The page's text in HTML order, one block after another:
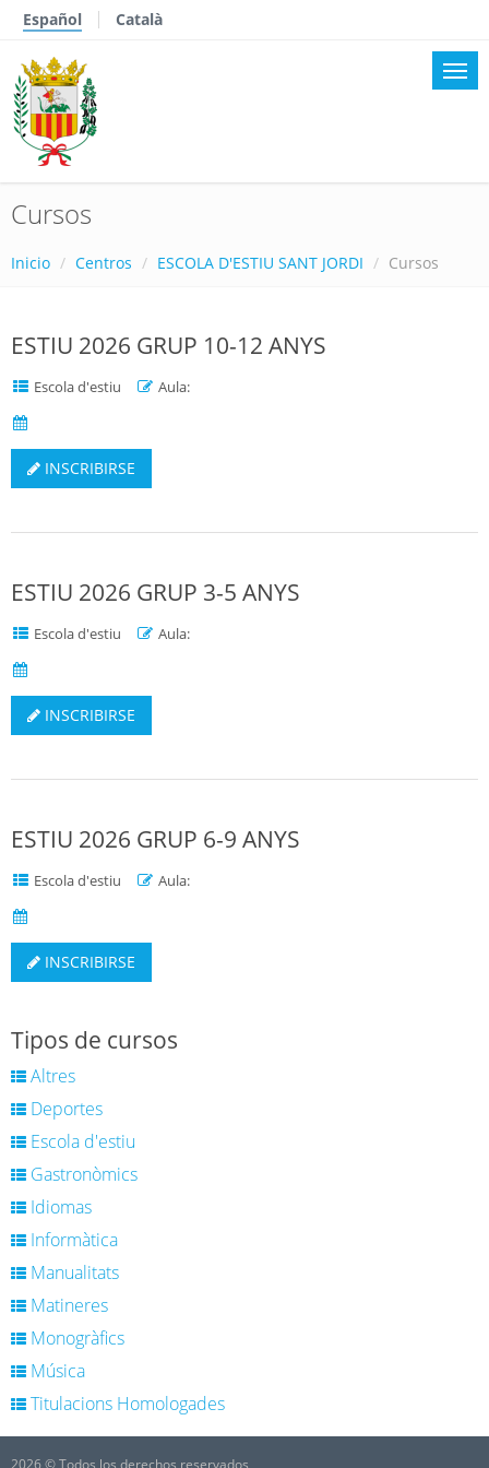
Español Català
Cursos
Inicio Centros ESCOLA D'ESTIU SANT JORDI Cursos
ESTIU 2026 GRUP 10-12 ANYS
Escola d'estiu Aula:
INSCRIBIRSE
ESTIU 2026 GRUP 3-5 ANYS
Escola d'estiu Aula:
INSCRIBIRSE
ESTIU 2026 GRUP 6-9 ANYS
Escola d'estiu Aula:
INSCRIBIRSE
Tipos de cursos
Altres
Deportes
Escola d'estiu
Gastronòmics
Idiomas
Informàtica
Manualitats
Matineres
Monogràfics
Música
Titulacions Homologades
2026 © Todos los derechos reservados